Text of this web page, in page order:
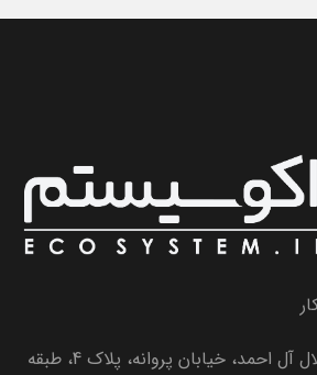
تهران، بزرگراه جلال آل احمد، خیابان پروانه، پلاک 4، طبقه